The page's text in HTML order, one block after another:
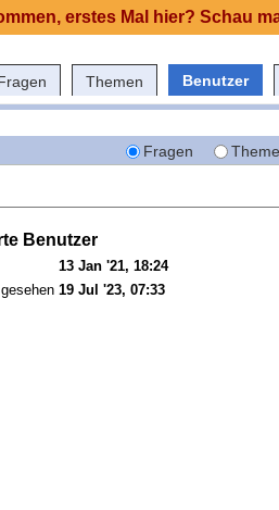
Themen Benutzer
Fragen
Benutzer
13 Jan '21, 18:24
19 Jul '23, 07:33
erstes Mal hier? Schau